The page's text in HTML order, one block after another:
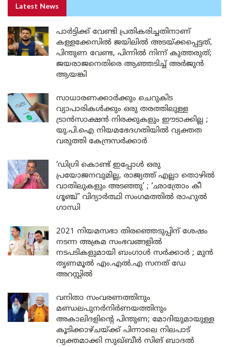
Latest News
പാർട്ടിക്ക് വേണ്ടി പ്രതികരിച്ചതിനാണ്
കള്ളക്കേസിൽ ജയിലിൽ അടയ്ക്കപ്പെട്ടത്,
പിന്തുണ വേണ്ട, പിന്നിൽ നിന്ന് കുത്തരുത്;
ജയരാജനെതിരെ ആഞ്ഞടിച്ച് അർജുൻ
ആയങ്കി
സാധാരണക്കാർക്കും ചെറുകിട
വ്യാപാരികൾക്കും ഒരു തരത്തിലുള്ള
ട്രാൻസാക്ഷൻ നിരക്കുകളും ഈടാക്കില്ല ;
യു.പി.ഐ നിയമഭേദഗതിയിൽ വ്യക്തത
വരുത്തി കേന്ദ്രസർക്കാർ
‘ഡിഗ്രി കൊണ്ട് ഇപ്പോൾ ഒരു
പ്രയോജനവുമില്ല, രാജ്യത്ത് എല്ലാ തൊഴിൽ
വാതിലുകളും അടഞ്ഞു’ ; ‘ഛാത്രോം കീ
ഗൂഞ്ച്’ വിദ്യാർത്ഥി സംഗമത്തിൽ രാഹുൽ
ഗാന്ധി
2021 നിയമസഭാ തിരഞ്ഞെടുപ്പിന് ശേഷം
നടന്ന അക്രമ സംഭവങ്ങളിൽ
നടപടികളുമായി ബംഗാൾ സർക്കാർ ; മുൻ
തൃണമൂൽ എം.എൽ.എ സനത് ഡേ
അറസ്റ്റിൽ
വനിതാ സംവരണത്തിനും
മണ്ഡലപുനർനിർണയത്തിനും
അകാലിദളിന്റെ പിന്തുണ; മോദിയുമായുള്ള
കൂടിക്കാഴ്ചയ്ക്ക് പിന്നാലെ നിലപാട്
വ്യക്തമാക്കി സുഖ്ബീർ സിങ് ബാദൽ